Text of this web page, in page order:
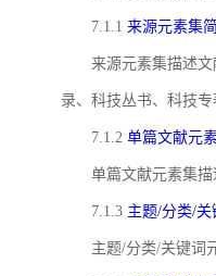
7.1.1 来源元素集
来源元素集描述
录、科技丛书、科技
7.1.2 单篇文献元
单篇文献元素集
7.1.3 主题/分类/
主题/分类/关键词